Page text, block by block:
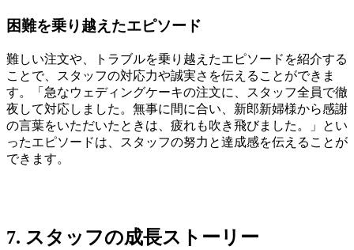
困難を乗り越えたエピソード
難しい注文や、トラブルを乗り越えたエピソードを紹介する
ことで、スタッフの対応力や誠実さを伝えることができま
す。「急なウェディングケーキの注文に、スタッフ全員で徹
夜して対応しました。無事に間に合い、新郎新婦様から感謝
の言葉をいただいたときは、疲れも吹き飛びました。」とい
ったエピソードは、スタッフの努力と達成感を伝えることが
できます。
7. スタッフの成長ストーリー